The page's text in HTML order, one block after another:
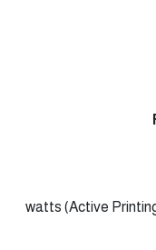
300 watts (Active